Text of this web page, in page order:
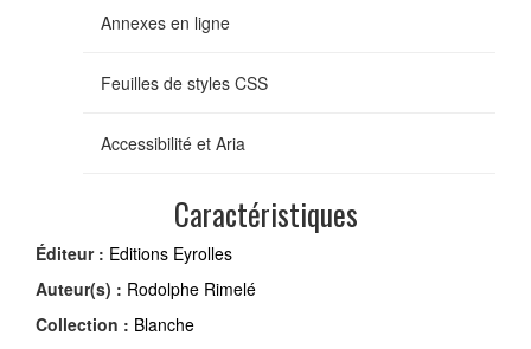
Annexes en ligne
Feuilles de styles CSS
Accessibilité et Aria
Caractéristiques
Éditeur : Editions Eyrolles
Auteur(s) : Rodolphe Rimelé
Collection : Blanche